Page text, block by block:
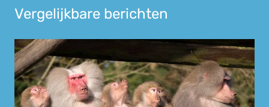
Vergelijkbare berichten